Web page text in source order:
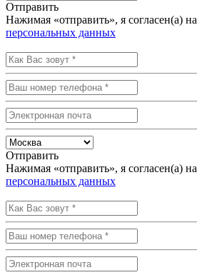
Отправить
Нажимая «отправить», я согласен(а) на
персональных данных
Отправить
Нажимая «отправить», я согласен(а) на
персональных данных